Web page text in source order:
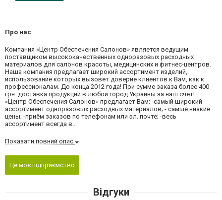
Про нас
Компания «Центр Обеспечения Салонов» является ведущим
поставщиком высококачественных одноразовых расходных
материалов для салонов красоты, медицинских и фитнес-центров.
Наша компания предлагает широкий ассортимент изделий,
использование которых вызовет доверие клиентов к Вам, как к
профессионалам. До конца 2012 года! При сумме заказа более 400
грн. доставка продукции в любой город Украины за наш счёт!
«Центр Обеспечения Салонов» предлагает Вам: -самый широкий
ассортимент одноразовых расходных материалов; - самые низкие
цены; -приём заказов по телефонам или эл. почте; -весь
ассортимент всегда в...
Показати повний опис
Це моє підприємство
Відгуки